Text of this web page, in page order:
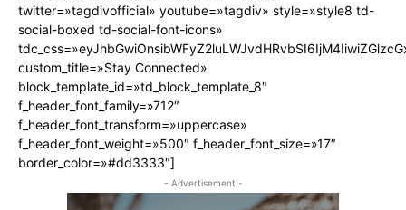
twitter=»tagdivofficial» youtube=»tagdiv» style=»style8 td-
social-boxed td-social-font-icons»
custom_title=»Stay Connected»
block_template_id=»td_block_template_8″
f_header_font_family=»712″
f_header_font_transform=»uppercase»
f_header_font_weight=»500″ f_header_font_size=»17″
border_color=»#dd3333″]
- Advertisement -